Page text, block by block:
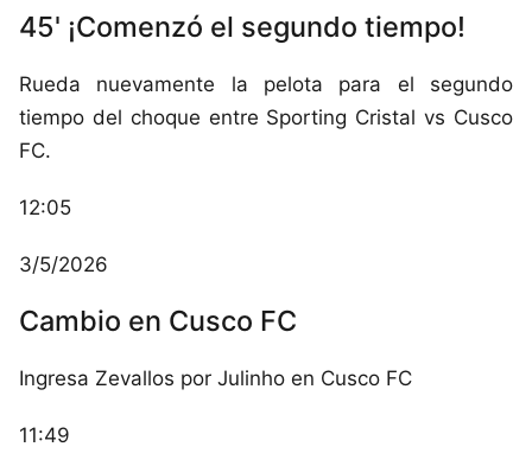
45' ¡Comenzó el segundo tiempo!
Rueda nuevamente la pelota para el segundo
tiempo del choque entre Sporting Cristal vs Cusco
FC.
12:05
3/5/2026
Cambio en Cusco FC
Ingresa Zevallos por Julinho en Cusco FC
11:49